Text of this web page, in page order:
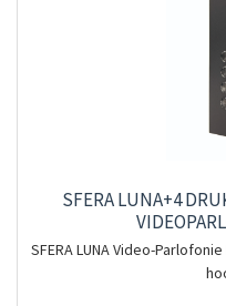
SFERA LUNA+4
SFERA LUNA Video-